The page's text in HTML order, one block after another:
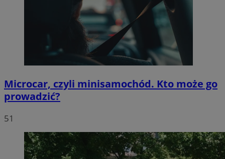
Microcar, czyli minisamochód. Kto może go
prowadzić?
51